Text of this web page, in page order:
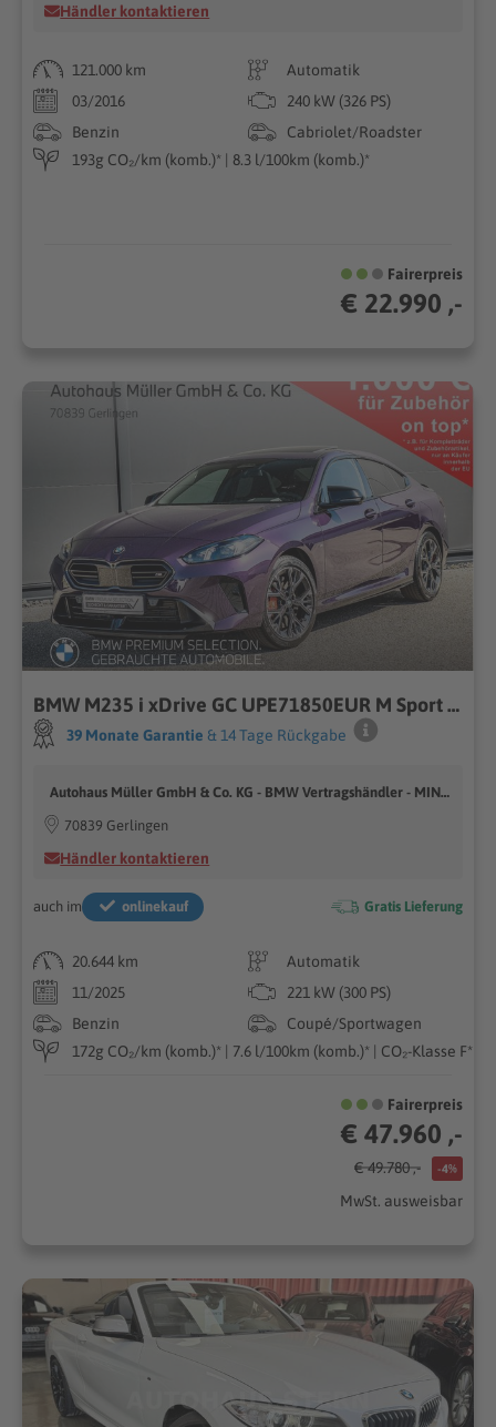
Händler kontaktieren
121.000 km
Automatik
03/2016
240 kW (326 PS)
Benzin
Cabriolet/Roadster
193g CO₂/km (komb.)* | 8.3 l/100km (komb.)*
Fairerpreis
€ 22.990 ,-
BMW M235 i xDrive GC UPE71850EUR M Sport Pro GSD AHK ACC
39 Monate Garantie & 14 Tage Rückgabe
Autohaus Müller GmbH & Co. KG - BMW Vertragshändler - MINI Vertragshändler
70839 Gerlingen
Händler kontaktieren
auch im onlinekauf Gratis Lieferung
20.644 km
Automatik
11/2025
221 kW (300 PS)
Benzin
Coupé/Sportwagen
172g CO₂/km (komb.)* | 7.6 l/100km (komb.)* | CO₂-Klasse F*
Fairerpreis
€ 47.960 ,-
€ 49.780 ,- -4%
MwSt. ausweisbar